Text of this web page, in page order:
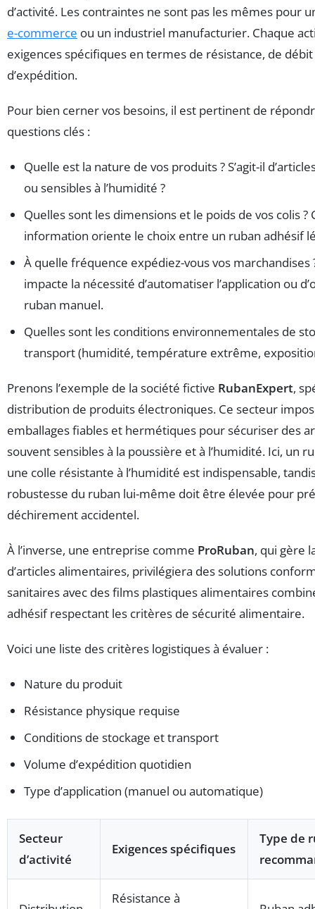
d’activité. Les contraintes ne sont pas les mêmes pour
e-commerce ou un industriel manufacturier. Chaque
exigences spécifiques en termes de résistance, de
d’expédition.
Pour bien cerner vos besoins, il est pertinent de
questions clés :
Quelle est la nature de vos produits ? S’agit-il
ou sensibles à l’humidité ?
Quelles sont les dimensions et le poids de vos colis ?
information oriente le choix entre un ruban adhésif
À quelle fréquence expédiez-vous vos marchandises
impacte la nécessité d’automatiser l’application ou
ruban manuel.
Quelles sont les conditions environnementales de
transport (humidité, température extrême,
Prenons l’exemple de la société fictive RubanExpert,
distribution de produits électroniques. Ce secteur
emballages fiables et hermétiques pour sécuriser des
souvent sensibles à la poussière et à l’humidité. Ici, un
une colle résistante à l’humidité est indispensable,
robustesse du ruban lui-même doit être élevée pour
déchirement accidentel.
À l’inverse, une entreprise comme ProRuban, qui gère
d’articles alimentaires, privilégiera des solutions
sanitaires avec des films plastiques alimentaires
adhésif respectant les critères de sécurité alimentaire.
Voici une liste des critères logistiques à évaluer :
Nature du produit
Résistance physique requise
Conditions de stockage et transport
Volume d’expédition quotidien
Type d’application (manuel ou automatique)
Secteur
d’activité
Exigences spécifiques
Type de
Résistance à